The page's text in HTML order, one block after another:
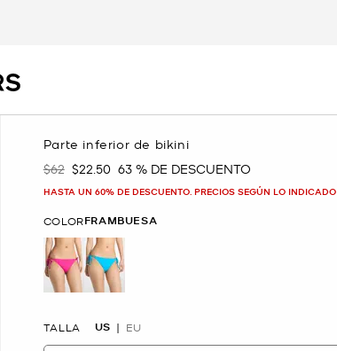
Parte inferior de bikini
Era
$62 Ahora
$22.50 63 % DE DESCUENTO
HASTA UN 60% DE DESCUENTO. PRECIOS SEGÚN LO INDICADO
COLORFRAMBUESA
TALLA US EU